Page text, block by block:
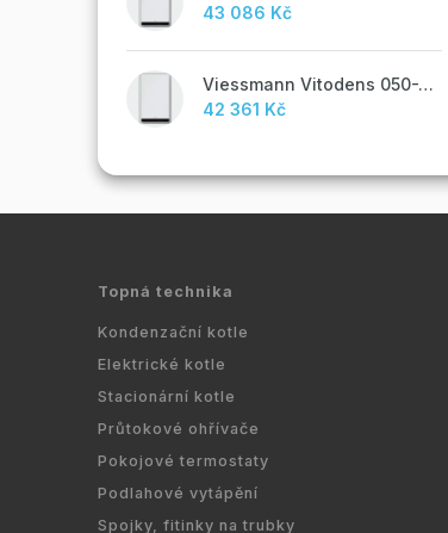
43 086 Kč
Viessmann Vitodens 050-W, 19 kW
42 361 Kč
Topná technika
Kondenzační kotle
Elektrické kotle
Stacionární kotle
Průtokové ohřívače
Pokojové termostaty
Podlahové vytápění
Spojky, fitinky na trubky